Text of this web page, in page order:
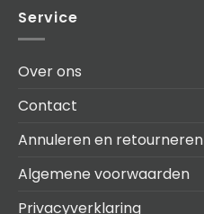
Service
Over ons
Contact
Annuleren en retourneren
Algemene voorwaarden
Privacyverklaring